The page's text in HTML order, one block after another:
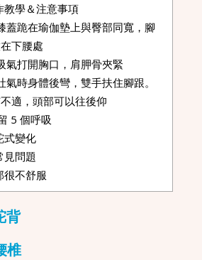
教學＆注意事項
蓋跪在瑜伽墊上與臀部同寬，腳
下腰處
氣打開胸口，肩胛骨夾緊
時身體後彎，雙手扶住腳跟。
適，頭部可以往後仰
5 個呼吸
式變化
見問題
很不舒服
背
椎